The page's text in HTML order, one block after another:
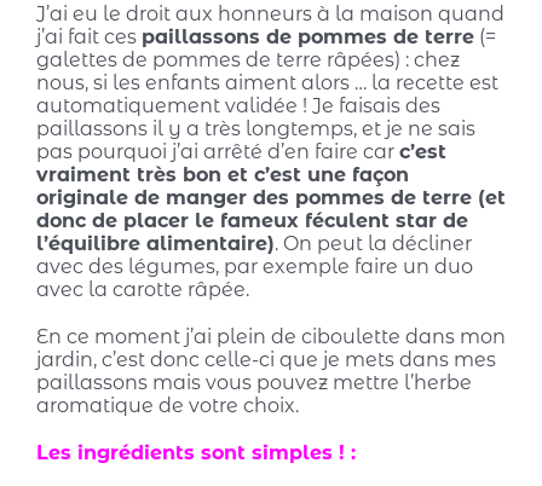
J’ai eu le droit aux honneurs à la maison quand
j’ai fait ces paillassons de pommes de terre(=
galettes de pommes de terre râpées) : chez
nous, si les enfants aiment alors … la recette est
automatiquement validée ! Je faisais des
paillassons il y a très longtemps, et je ne sais
pas pourquoi j’ai arrêté d’en faire car c’est
vraiment très bon et c’est une façon
originale de manger des pommes de terre (et
donc de placer le fameux féculent star de
l’équilibre alimentaire). On peut la décliner
avec des légumes, par exemple faire un duo
avec la carotte râpée.
En ce moment j’ai plein de ciboulette dans mon
jardin, c’est donc celle-ci que je mets dans mes
paillassons mais vous pouvez mettre l’herbe
aromatique de votre choix.
Les ingrédients sont simples ! :